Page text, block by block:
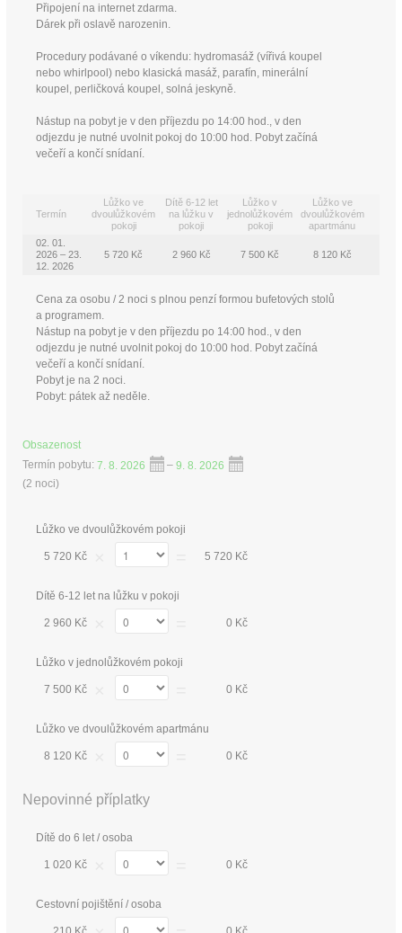
Připojení na internet zdarma.
Dárek při oslavě narozenin.
Procedury podávané o víkendu: hydromasáž (vířivá koupel
nebo whirlpool) nebo klasická masáž, parafín, minerální
koupel, perličková koupel, solná jeskyně.
Nástup na pobyt je v den příjezdu po 14:00 hod., v den
odjezdu je nutné uvolnit pokoj do 10:00 hod. Pobyt začíná
večeří a končí snídaní.
Termín
Lůžko ve
dvoulůžkovém
pokoji
Dítě 6-12 let
na lůžku v
pokoji
Lůžko v
jednolůžkovém
pokoji
Lůžko ve
dvoulůžkovém
apartmánu
02. 01.
2026 – 23.
12. 2026
5 720 Kč 2 960 Kč 7 500 Kč 8 120 Kč
Cena za osobu / 2 noci s plnou penzí formou bufetových stolů
a programem.
Nástup na pobyt je v den příjezdu po 14:00 hod., v den
odjezdu je nutné uvolnit pokoj do 10:00 hod. Pobyt začíná
večeří a končí snídaní.
Pobyt je na 2 noci.
Pobyt: pátek až neděle.
Obsazenost
Termín pobytu: 7. 8. 2026 – 9. 8. 2026
(2 noci)
Lůžko ve dvoulůžkovém pokoji
5 720 Kč 5 720 Kč
Dítě 6-12 let na lůžku v pokoji
2 960 Kč 0 Kč
Lůžko v jednolůžkovém pokoji
7 500 Kč 0 Kč
Lůžko ve dvoulůžkovém apartmánu
8 120 Kč 0 Kč
Nepovinné příplatky
Dítě do 6 let / osoba
1 020 Kč 0 Kč
Cestovní pojištění / osoba